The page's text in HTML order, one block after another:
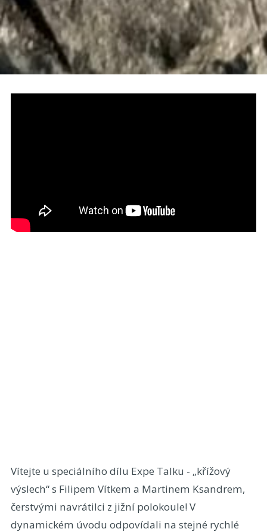
Vítejte u speciálního dílu Expe Talku - „křížový
výslech“ s Filipem Vítkem a Martinem Ksandrem,
čerstvými navrátilci z jižní polokoule! V
dynamickém úvodu odpovídali na stejné rychlé